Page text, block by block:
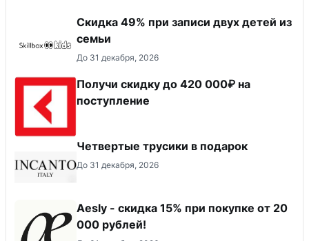
Скидка 49% при записи двух детей из
семьи
До 31 декабря, 2026
Получи скидку до 420 000₽ на
поступление
Четвертые трусики в подарок
До 31 декабря, 2026
Aesly - скидка 15% при покупке от 20
000 рублей!